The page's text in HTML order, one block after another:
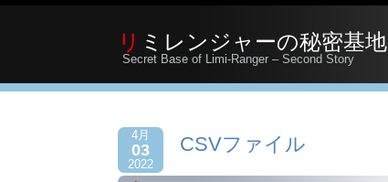
リミレンジャーの秘密基地
Secret Base of Limi-Ranger – Second Story
4月
03
2022
CSVファイル